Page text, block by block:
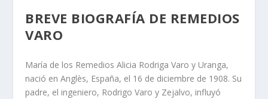
BREVE BIOGRAFÍA DE REMEDIOS
VARO
María de los Remedios Alicia Rodriga Varo y Uranga,
nació en Anglès, España, el 16 de diciembre de 1908. Su
padre, el ingeniero, Rodrigo Varo y Zejalvo, influyó